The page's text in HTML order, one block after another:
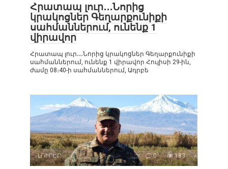
Հրատապ լուր․․․Նորից
կրակոցներ Գեղարքունիքի
սահմաններում, ունենք 1
վիրավոր
Հրատապ լուր․․․Նորից կրակոցներ Գեղարքունիքի
սահմաններում, ունենք 1 վիրավոր Հուլիսի 29-ին,
ժամը 08։40-ի սահմաններում, Ադրբե
ԼՈՒՐԵՐ 0 183